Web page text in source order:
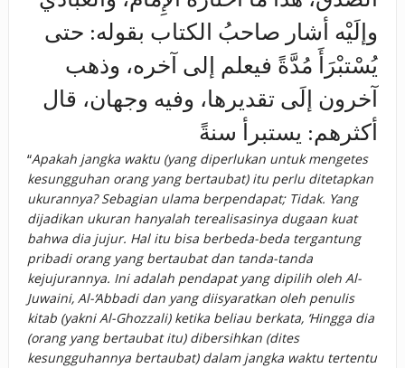
وإلَيْه أشار صاحبُ الكتاب بقوله: حتى
يُسْتبْرَأَ مُدَّةً فيعلم إلى آخره، وذهب
آخرون إلَى تقديرها، وفيه وجهان، قال
أكثرهم: يستبرأ سنةً
“Apakah jangka waktu (yang diperlukan untuk mengetes
kesungguhan orang yang bertaubat) itu perlu ditetapkan
ukurannya? Sebagian ulama berpendapat; Tidak. Yang
dijadikan ukuran hanyalah terealisasinya dugaan kuat
bahwa dia jujur. Hal itu bisa berbeda-beda tergantung
pribadi orang yang bertaubat dan tanda-tanda
kejujurannya. Ini adalah pendapat yang dipilih oleh Al-
Juwaini, Al-‘Abbadi dan yang diisyaratkan oleh penulis
kitab (yakni Al-Ghozzali) ketika beliau berkata, ‘Hingga dia
(orang yang bertaubat itu) dibersihkan (dites
kesungguhannya bertaubat) dalam jangka waktu tertentu